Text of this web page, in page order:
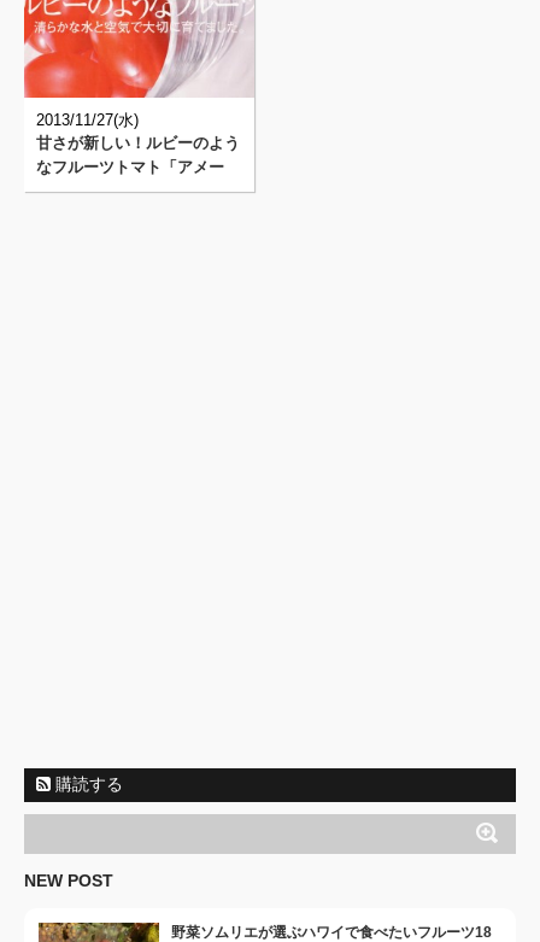
2013/11/27(水)
甘さが新しい！ルビーのよう
なフルーツトマト「アメー
ラ・ルビンズ」(資料)
購読する
NEW POST
野菜ソムリエが選ぶハワイで食べたいフルーツ18